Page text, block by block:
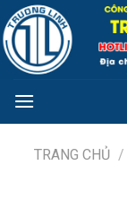
Skip
to
content
TRANG CHỦ /